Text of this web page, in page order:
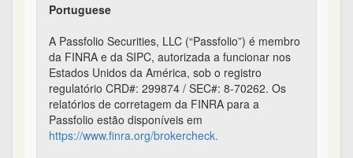
Portuguese
A Passfolio Securities, LLC (“Passfolio”) é membro
da FINRA e da SIPC, autorizada a funcionar nos
Estados Unidos da América, sob o registro
regulatório CRD#: 299874 / SEC#: 8-70262. Os
relatórios de corretagem da FINRA para a
Passfolio estão disponíveis em
https://www.finra.org/brokercheck.